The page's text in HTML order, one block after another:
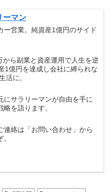
ーマン
ー営業。純資産1億円のサイド
から副業と資産運用で人生を逆
1億円を達成し会社に縛られな
活に。
にサラリーマンが自由を手に
略を語ります。
連絡は「お問い合わせ」から